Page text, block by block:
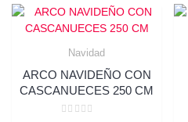
Navidad
ARCO NAVIDEÑO CON
CASCANUECES 250 CM